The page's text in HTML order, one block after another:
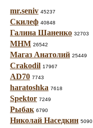
mr.seniv 45237
Скилеф 40848
Галина Шаненко 32703
МНМ 26542
Магаз Анатолий 25449
Crakodil 17967
AD70 7743
haratoshka 7618
Spektor 7249
Рыбак 6790
Николай Наседкин 5090